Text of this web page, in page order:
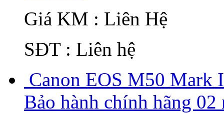
Giá KM : Liên Hệ
SĐT : Liên hệ
Canon EOS M50
Bảo hành chính hãng 02